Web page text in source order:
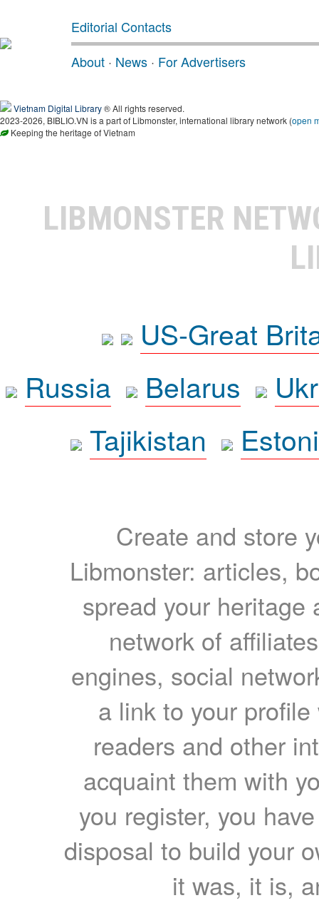
Editorial Contacts
About · News · For Advertisers
Vietnam Digital Library® All rights reserved.
2023-2026, BIBLIO.VN is a part of Libmonster, international library network (open
Keeping the heritage of Vietnam
LIBMONSTER
US-Great
Russia
Belarus
Tajikistan
Create and store
Libmonster: articles,
spread your heritage
network of
engines, social
a link to your
readers and other
acquaint them with
you register, you
disposal to build your
it was, it is,